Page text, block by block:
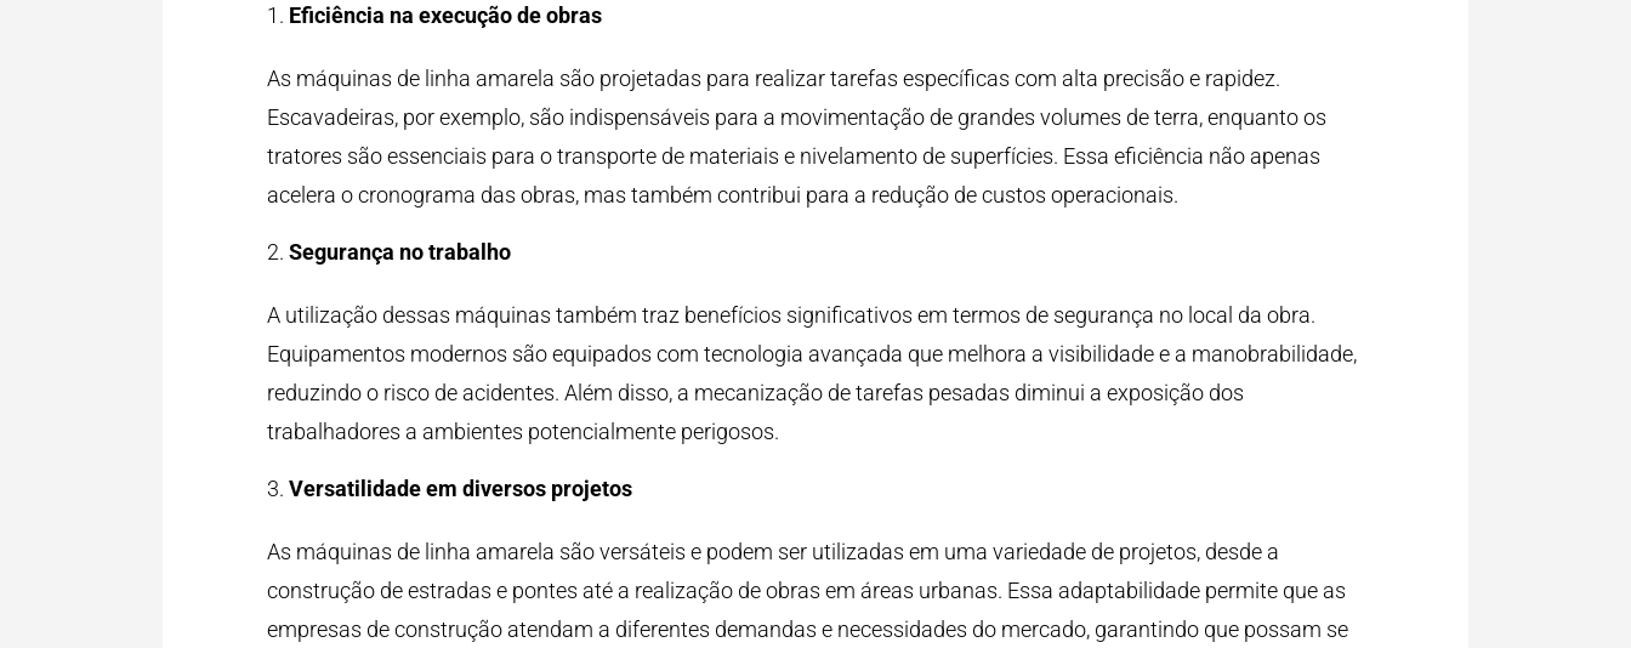
Eficiência na execução de obras
As máquinas de linha amarela são projetadas para realizar tarefas específicas com alta precisão e rapidez.
Escavadeiras, por exemplo, são indispensáveis para a movimentação de grandes volumes de terra, enquanto os
tratores são essenciais para o transporte de materiais e nivelamento de superfícies. Essa eficiência não apenas
acelera o cronograma das obras, mas também contribui para a redução de custos operacionais.
Segurança no trabalho
A utilização dessas máquinas também traz benefícios significativos em termos de segurança no local da obra.
Equipamentos modernos são equipados com tecnologia avançada que melhora a visibilidade e a manobrabilidade,
reduzindo o risco de acidentes. Além disso, a mecanização de tarefas pesadas diminui a exposição dos
trabalhadores a ambientes potencialmente perigosos.
Versatilidade em diversos projetos
As máquinas de linha amarela são versáteis e podem ser utilizadas em uma variedade de projetos, desde a
construção de estradas e pontes até a realização de obras em áreas urbanas. Essa adaptabilidade permite que as
empresas de construção atendam a diferentes demandas e necessidades do mercado, garantindo que possam se